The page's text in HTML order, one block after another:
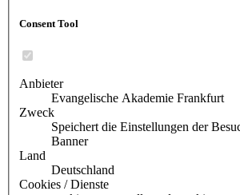
Consent Tool
Anbieter
Evangelische Akademie Frankfurt
Zweck
Speichert die Einstellungen der
Banner
Land
Deutschland
Cookies / Dienste